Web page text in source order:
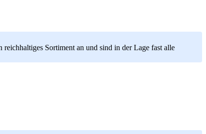
Sortiment an und sind in der Lage fast alle